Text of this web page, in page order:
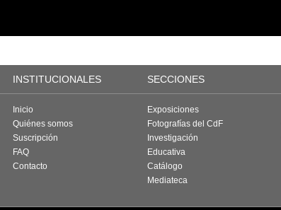
INSTITUCIONALES SECCIONES
Inicio
Quiénes somos
Suscripción
FAQ
Contacto
Exposiciones
Fotografías del CdF
Investigación
Educativa
Catálogo
Mediateca